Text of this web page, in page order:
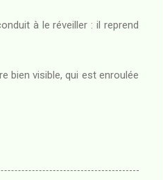
à le réveiller : il reprend
bien visible, qui est enroulée